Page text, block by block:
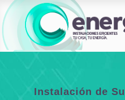
Instalación de